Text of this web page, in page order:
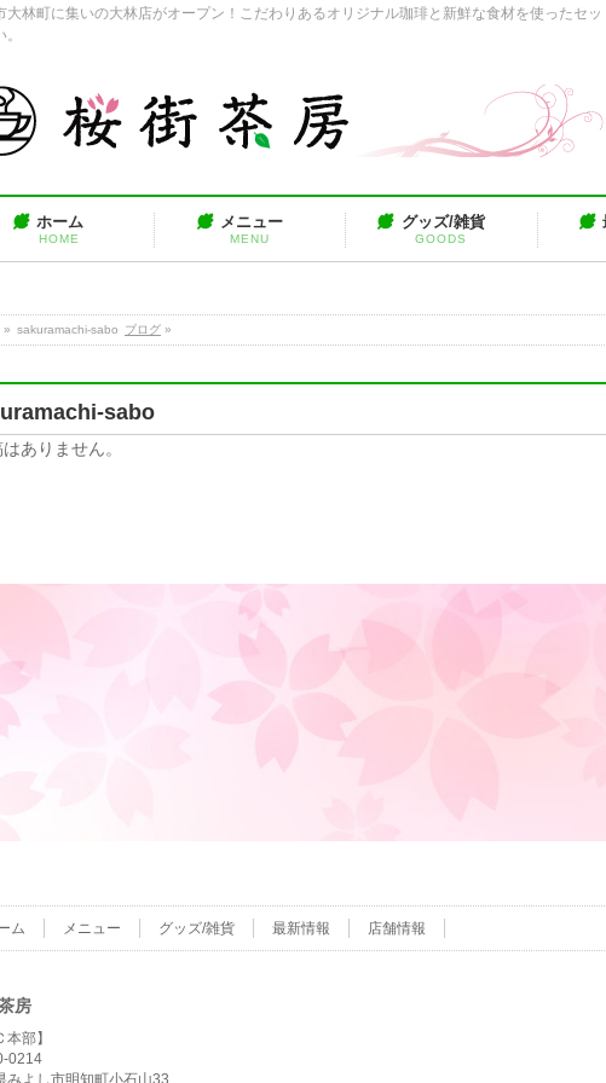
大林町に集いの大林店がオープン！こだわりあるオリジナル珈琲と新鮮な食材を使ったセ
ホーム
HOME
メニュー
MENU
グッズ/雑貨
GOODS
» sakuramachi-sabo ブログ »
sabo
ありません。
ム メニュー グッズ/雑貨 最新情報 店舗情報
房
本部】
0214
みよし市明知町小石山33